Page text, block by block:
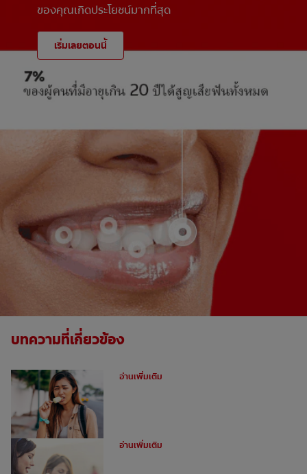
ของคุณเกิดประโยชน์มากที่สุด
เริ่มเลยตอนนี้
บทความที่เกี่ยวข้อง
อ่านเพิ่มเติม
อ่านเพิ่มเติม